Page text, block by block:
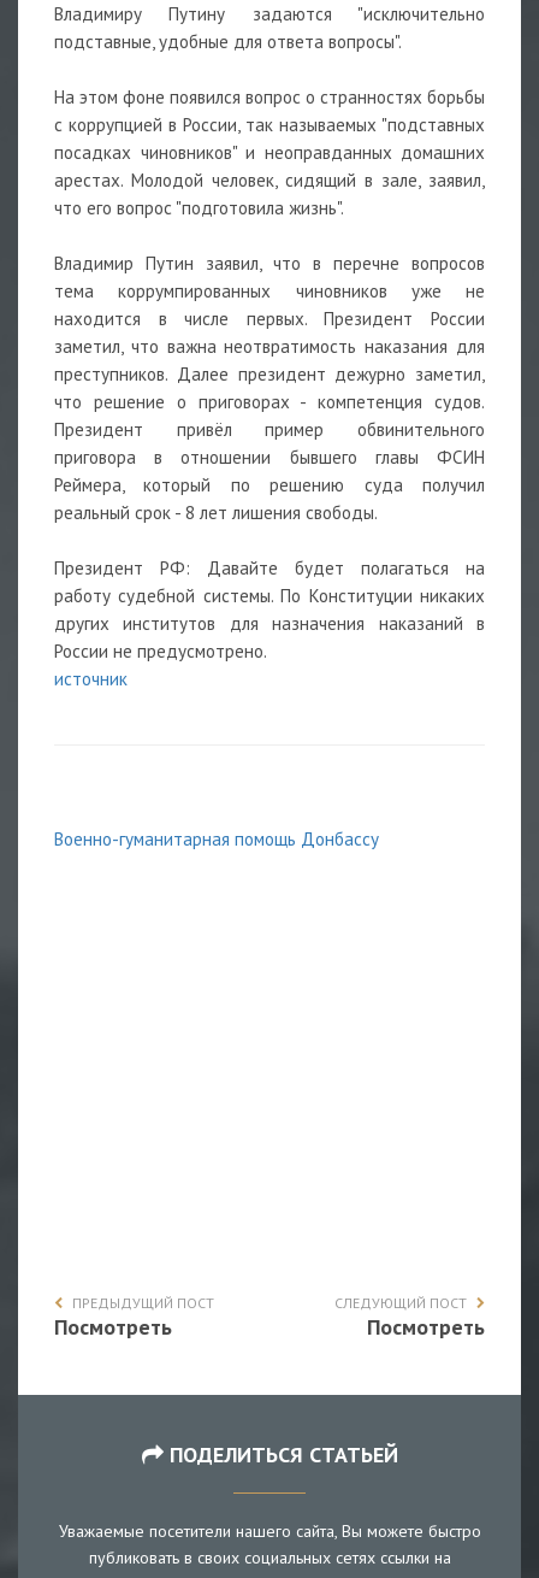
Владимиру Путину задаются "исключительно
подставные, удобные для ответа вопросы".
На этом фоне появился вопрос о странностях борьбы
с коррупцией в России, так называемых "подставных
посадках чиновников" и неоправданных домашних
арестах. Молодой человек, сидящий в зале, заявил,
что его вопрос "подготовила жизнь".
Владимир Путин заявил, что в перечне вопросов
тема коррумпированных чиновников уже не
находится в числе первых. Президент России
заметил, что важна неотвратимость наказания для
преступников. Далее президент дежурно заметил,
что решение о приговорах - компетенция судов.
Президент привёл пример обвинительного
приговора в отношении бывшего главы ФСИН
Реймера, который по решению суда получил
реальный срок - 8 лет лишения свободы.
Президент РФ: Давайте будет полагаться на
работу судебной системы. По Конституции никаких
других институтов для назначения наказаний в
России не предусмотрено.
источник
Военно-гуманитарная помощь Донбассу
ПРЕДЫДУЩИЙ ПОСТ
Посмотреть
СЛЕДУЮЩИЙ ПОСТ
Посмотреть
ПОДЕЛИТЬСЯ СТАТЬЕЙ
Уважаемые посетители нашего сайта, Вы можете быстро
публиковать в своих социальных сетях ссылки на